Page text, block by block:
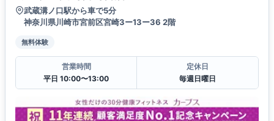
武蔵溝ノ口駅から車で5分
神奈川県川崎市宮前区宮崎3ー13ー36 2階
無料体験
営業時間
平日 10:00〜13:00
定休日
毎週日曜日